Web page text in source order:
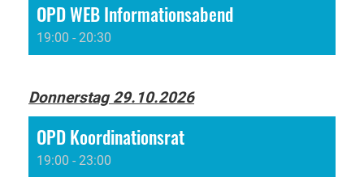
OPD WEB Informationsabend
19:00 - 20:30
Donnerstag 29.10.2026
OPD Koordinationsrat
19:00 - 23:00